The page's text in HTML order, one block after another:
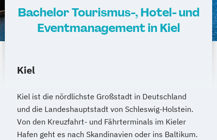
Bachelor Tourismus-, Hotel- und
Eventmanagement in Kiel
Kiel
Kiel ist die nördlichste Großstadt in Deutschland
und die Landeshauptstadt von Schleswig-Holstein.
Von den Kreuzfahrt- und Fährterminals im Kieler
Hafen geht es nach Skandinavien oder ins Baltikum.